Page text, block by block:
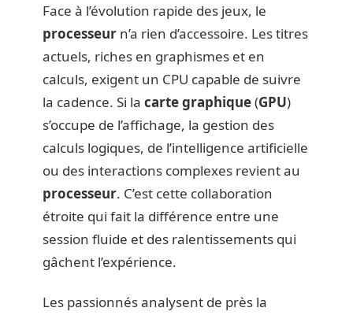
Face à l’évolution rapide des jeux, le
processeur n’a rien d’accessoire. Les titres
actuels, riches en graphismes et en
calculs, exigent un CPU capable de suivre
la cadence. Si la carte graphique(GPU)
s’occupe de l’affichage, la gestion des
calculs logiques, de l’intelligence artificielle
ou des interactions complexes revient au
processeur. C’est cette collaboration
étroite qui fait la différence entre une
session fluide et des ralentissements qui
gâchent l’expérience.
Les passionnés analysent de près la